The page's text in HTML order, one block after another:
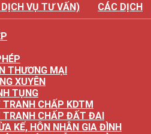
VỤ TƯ VẤN)
CÁC DỊCH
THƯƠNG MẠI
XUYÊN
TỤNG
TRANH CHẤP KDTM
TRANH CHẤP ĐẤT ĐAI
KẾ, HÔN NHÂN GIA ĐÌNH